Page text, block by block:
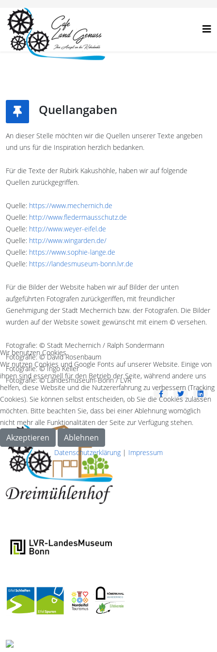
Quellangaben
An dieser Stelle möchten wir die Quellen unserer Texte angeben
und uns für die Inspiration herzlich bedanken.
Für die Texte der Rubirk Kakushöhle, haben wir auf folgende
Quellen zurückgegriffen.
Quelle: https://www.mechernich.de
Quelle: http://www.fledermausschutz.de
Quelle: http://www.weyer-eifel.de
Quelle: http://www.wingarden.de/
Quelle: https://www.sophie-lange.de
Quelle: https://landesmuseum-bonn.lvr.de
Für die Bilder der Website haben wir auf Bilder der unten
aufgeführten Fotografen zurückgeriffen, mit freundlicher
Genehmigung der Stadt Mechernich bzw. der Fotografen. Die Bilder
wurden auf der Website soweit gewünscht mit einem © versehen.
Fotografie: © Stadt Mechernich / Ralph Sondermann
Fotografie: © David Rosenbaum
Fotografie: © Ingo Keller
Fotografie: © Landesmuseum-Bonn / LVR
Wir benutzen Cookies
Wir nutzen Cookies und Google Fonts auf unserer Website. Einige von
ihnen sind essenziell für den Betrieb der Seite, während andere uns
helfen, diese Website und die Nutzererfahrung zu verbessern (Tracking
Cookies). Sie können selbst entscheiden, ob Sie die Cookies zulassen
möchten. Bitte beachten Sie, dass bei einer Ablehnung womöglich
nicht mehr alle Funktionalitäten der Seite zur Verfügung stehen.
Akzeptieren Ablehnen
Datenschutzerklärung | Impressum